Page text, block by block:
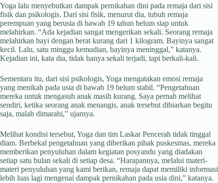
Yoga lalu menyebutkan dampak pernikahan dini pada remaja dari sisi
fisik dan psikologis. Dari sisi fisik, menurut dia, tubuh remaja
perempuan yang berusia di bawah 19 tahun belum siap untuk
melahirkan. “Ada kejadian sangat mengerikan sekali. Seorang remaja
melahirkan bayi dengan berat kurang dari 1 kilogram. Bayinya sangat
kecil. Lalu, satu minggu kemudian, bayinya meninggal,” katanya.
Kejadian ini, kata dia, tidak hanya sekali terjadi, tapi berkali-kali.
Sementara itu, dari sisi psikologis, Yoga mengatakan emosi remaja
yang menikah pada usia di bawah 19 belum stabil. “Pengetahuan
mereka untuk mengasuh anak masih kurang. Saya pernah melihat
sendiri, ketika seorang anak menangis, anak tersebut dibiarkan begitu
saja, malah dimarahi,” ujarnya.
Melihat kondisi tersebut, Yoga dan tim Laskar Pencerah tidak tinggal
diam. Berbekal pengetahuan yang diberikan pihak puskesmas, mereka
memberikan penyuluhan dalam kegiatan posyandu yang diadakan
setiap satu bulan sekali di setiap desa. “Harapannya, melalui materi-
materi penyuluhan yang kami berikan, remaja dapat memiliki informasi
lebih luas lagi mengenai dampak pernikahan pada usia dini,” katanya.